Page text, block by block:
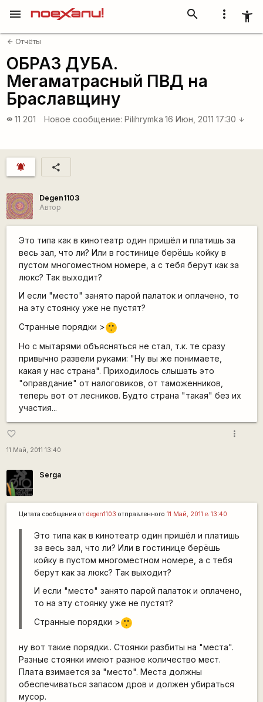
more_vert accessibility_new
search
menu
arrow_back Отчёты
ОБРАЗ ДУБА.
Мегаматрасный ПВД на
Браславщину
visibility 11 201 Новое сообщение: Pilihrymka 16 Июн, 2011 17:30 arrow_downward
notifications_active share
Degen1103
Автор
Это типа как в кинотеатр один пришёл и платишь за
весь зал, что ли? Или в гостинице берёшь койку в
пустом многоместном номере, а с тебя берут как за
люкс? Так выходит?
И если "место" занято парой палаток и оплачено, то
на эту стоянку уже не пустят?
Странные порядки > :[
Но с мытарями объясняться не стал, т.к. те сразу
привычно развели руками: "Ну вы же понимаете,
какая у нас страна". Приходилось слышать это
"оправдание" от налоговиков, от таможенников,
теперь вот от лесников. Будто страна "такая" без их
участия...
favorite_border
11 Май, 2011 13:40
more_vert
Serga
Цитата сообщения от degen1103 отправленного 11 Май, 2011 в 13:40
Это типа как в кинотеатр один пришёл и платишь
за весь зал, что ли? Или в гостинице берёшь
койку в пустом многоместном номере, а с тебя
берут как за люкс? Так выходит?
И если "место" занято парой палаток и оплачено,
то на эту стоянку уже не пустят?
Странные порядки > :[
ну вот такие порядки.. Стоянки разбиты на "места".
Разные стоянки имеют разное количество мест.
Плата взимается за "место". Места должны
обеспечиваться запасом дров и должен убираться
мусор.